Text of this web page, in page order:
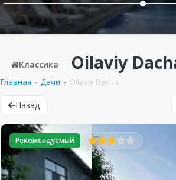
Классика Oilaviy
Главная Дачи Oilaviy Dacha
Назад
Рекомендуемый